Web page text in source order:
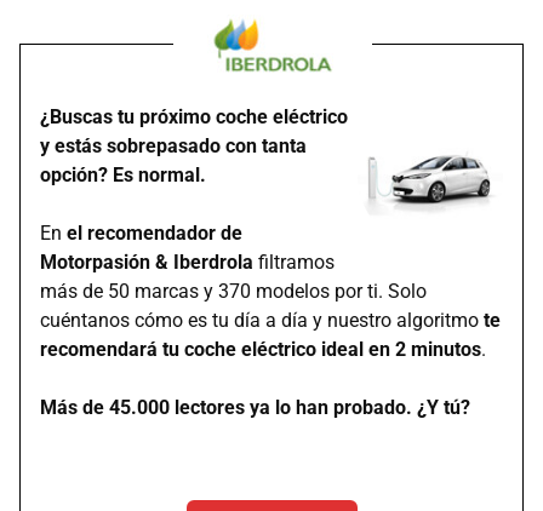
¿Buscas tu próximo coche eléctrico
y estás sobrepasado con tanta
opción? Es normal.
En el recomendador de
Motorpasión & Iberdrola filtramos
más de 50 marcas y 370 modelos por ti. Solo
cuéntanos cómo es tu día a día y nuestro algoritmo te
recomendará tu coche eléctrico ideal en 2 minutos.
Más de 45.000 lectores ya lo han probado. ¿Y tú?